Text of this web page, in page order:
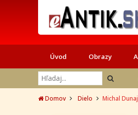
Úvod Obrazy
Domov Dielo Michal